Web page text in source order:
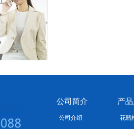
公司简介
公司介绍
产
花瓶